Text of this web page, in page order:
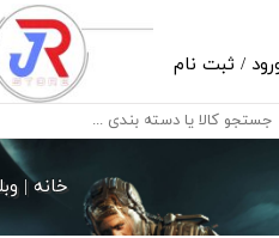
/ ثبت نام
حساب کاربری من
تغییر گذر واژه
خروج از حساب کاربری
خانه |